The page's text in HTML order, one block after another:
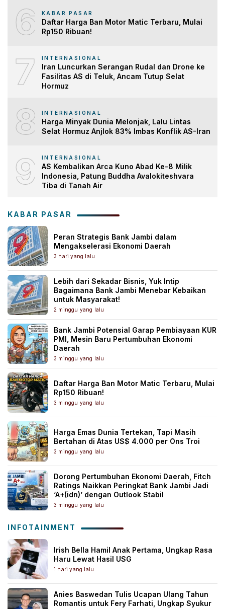
6 KABAR PASAR
Daftar Harga Ban Motor Matic Terbaru, Mulai
Rp150 Ribuan!
7 INTERNASIONAL
Iran Luncurkan Serangan Rudal dan Drone ke
Fasilitas AS di Teluk, Ancam Tutup Selat
Hormuz
8 INTERNASIONAL
Harga Minyak Dunia Melonjak, Lalu Lintas
Selat Hormuz Anjlok 83% Imbas Konflik AS-Iran
9 INTERNASIONAL
AS Kembalikan Arca Kuno Abad Ke-8 Milik
Indonesia, Patung Buddha Avalokiteshvara
Tiba di Tanah Air
KABAR PASAR
Peran Strategis Bank Jambi dalam
Mengakselerasi Ekonomi Daerah
3 hari yang lalu
Lebih dari Sekadar Bisnis, Yuk Intip
Bagaimana Bank Jambi Menebar Kebaikan
untuk Masyarakat!
2 minggu yang lalu
Bank Jambi Potensial Garap Pembiayaan KUR
PMI, Mesin Baru Pertumbuhan Ekonomi
Daerah
3 minggu yang lalu
Daftar Harga Ban Motor Matic Terbaru, Mulai
Rp150 Ribuan!
3 minggu yang lalu
Harga Emas Dunia Tertekan, Tapi Masih
Bertahan di Atas US$ 4.000 per Ons Troi
3 minggu yang lalu
Dorong Pertumbuhan Ekonomi Daerah, Fitch
Ratings Naikkan Peringkat Bank Jambi Jadi
‘A+(idn)’ dengan Outlook Stabil
3 minggu yang lalu
INFOTAINMENT
Irish Bella Hamil Anak Pertama, Ungkap Rasa
Haru Lewat Hasil USG
1 hari yang lalu
Anies Baswedan Tulis Ucapan Ulang Tahun
Romantis untuk Fery Farhati, Ungkap Syukur